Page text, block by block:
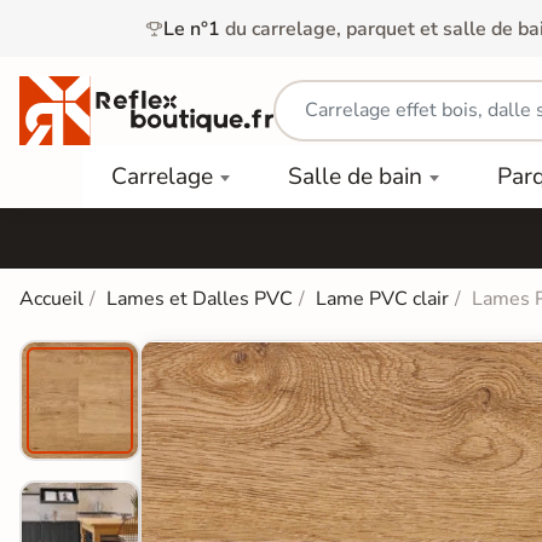
Le n°1 du carrelage, parquet et salle de
Carrelage
Carrelage
Extérieur
Dalle
Terrasse
Sur Plot
Carrelage
Salle de
Bain
Colle &
Finition
Salle de bain
Douche
Baignoires
et Balnéos
WC
Carrelage
Salle de
Bain
Contrecollé
PAR
COULEUR
Stratifié
Bois
clair
TYPE
PVC
Dalles
PVC
Lames
Accueil Lames et Dalles PVC Lame PVC clair Lames